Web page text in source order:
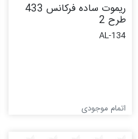
ریموت ساده فرکانس 433
طرح 2
AL-134
اتمام موجودی